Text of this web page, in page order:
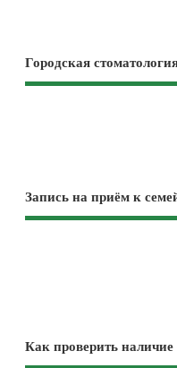
Городская
Запись на приём к
Как проверить наличие